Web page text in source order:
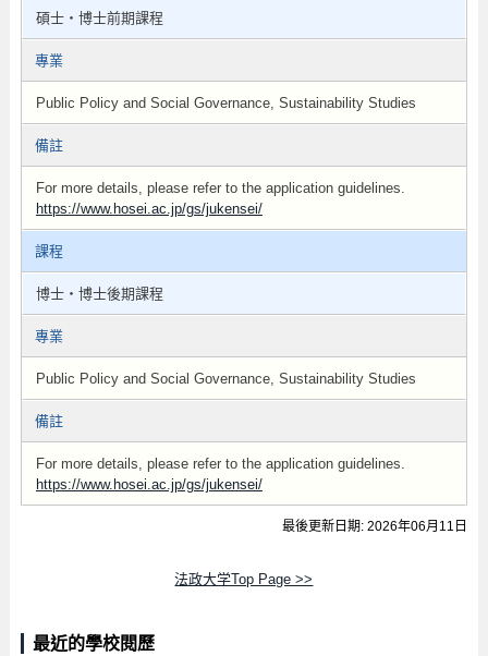
碩士・博士前期課程
專業
Public Policy and Social Governance, Sustainability Studies
備註
For more details, please refer to the application guidelines.
https://www.hosei.ac.jp/gs/jukensei/
課程
博士・博士後期課程
專業
Public Policy and Social Governance, Sustainability Studies
備註
For more details, please refer to the application guidelines.
https://www.hosei.ac.jp/gs/jukensei/
最後更新日期: 2026年06月11日
法政大学Top Page >>
最近的學校閱歷